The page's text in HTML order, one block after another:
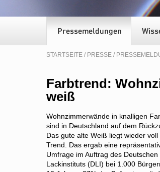
STARTSEITE / PRESSE /
Farbtrend:
weiß
Wohnzimmerwände in knalligen
sind in Deutschland auf dem
Das gute alte Weiß liegt wieder voll
Trend. Das ergab eine
Umfrage im Auftrag des Deutschen
Lackinstituts (DLI) bei 1.000